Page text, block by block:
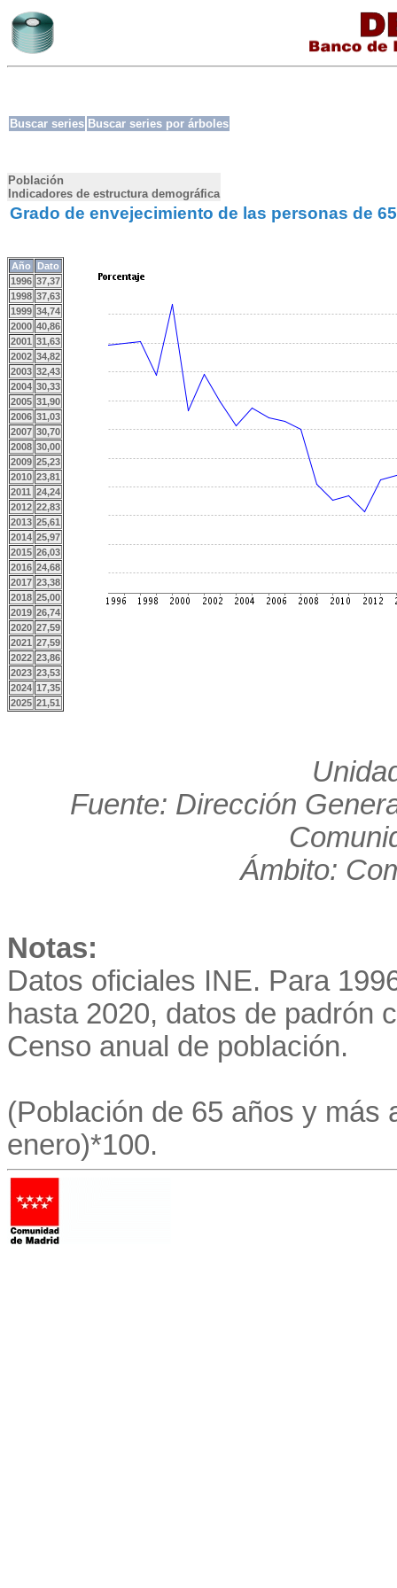
Buscar series Buscar series por árboles
Población
Indicadores de estructura demográfica
Grado de envejecimiento de las personas de
Año
Dato
1996 37,37
1998 37,63
1999 34,74
2000 40,86
2001 31,63
2002 34,82
2003 32,43
2004 30,33
2005 31,90
2006 31,03
2007 30,70
2008 30,00
2009 25,23
2010 23,81
2011 24,24
2012 22,83
2013 25,61
2014 25,97
2015 26,03
2016 24,68
2017 23,38
2018 25,00
2019 26,74
2020 27,59
2021 27,59
2022 23,86
2023 23,53
2024 17,35
2025 21,51
Fuente: Dirección
Ámbito:
Notas:
Datos oficiales INE. Para
hasta 2020, datos de padrón
Censo anual de población.
(Población de 65 años y más
enero)*100.